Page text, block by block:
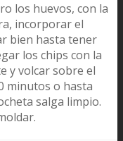
los huevos, con la
incorporar el
bien hasta tener
los chips con la
y volcar sobre el
minutos o hasta
salga limpio.